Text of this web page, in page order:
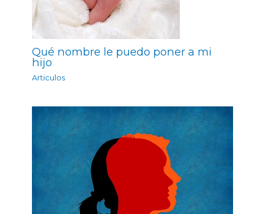
Qué nombre le puedo poner a mi
hijo
Articulos